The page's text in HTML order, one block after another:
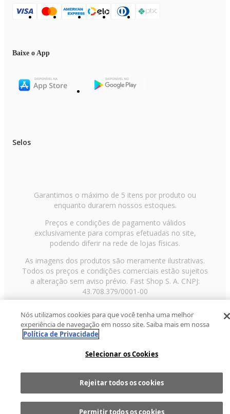
Comprar
Baixe o App
Selos
Garantimos o máximo de 5 itens por produto ou
enquanto durarem nossos estoques.
Preços e condições de pagamento válidos
exclusivamente para compras efetuadas no site,
podendo diferir na rede de lojas físicas.
As imagens dos produtos são meramente ilustrativas.
Todos os preços e condições comerciais estão sujeitos
a alteração sem aviso prévio. Fast Shop S. A. CNPJ:
43.708.379/0001-00
Paulo/SP, CEP 02029-001, Telefone: 11 3003-3728 ©
2013 Fast Shop - Todos os direitos reservadosRF
Nós utilizamos cookies para que você tenha uma melhor
experiência de navegação em nosso site. Saiba mais em nossa
Política de Privacidade
Selecionar os Cookies
Rejeitar todos os cookies
Permitir todos os cookies